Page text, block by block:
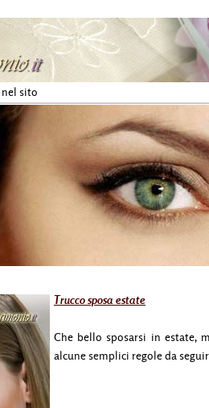
nel sito
Trucco sposa estate
Che bello sposarsi in estate,
alcune semplici regole da